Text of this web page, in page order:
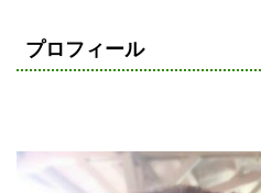
プロフィール